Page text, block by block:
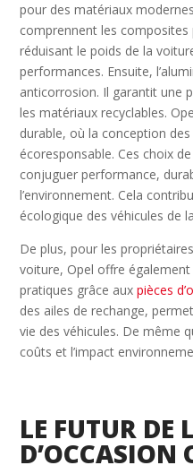
pour des matériaux
comprennent les
réduisant le poids de la
performances. Ensuite,
anticorrosion. Il garantit une
les matériaux recyclables.
durable, où la conception
écoresponsable. Ces choix
conjuguer performance,
l’environnement. Cela
écologique des véhicules de
De plus, pour les
voiture, Opel offre
pratiques grâce auxpièces
des ailes de rechange,
vie des véhicules. De même
coûts et l’impact
LE FUTUR DE
D’OCCASION